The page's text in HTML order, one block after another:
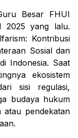
Besar FHUI
2025 yang lalu.
: Kontribusi
Sosial dan
Indonesia. Saat
ekosistem
sisi regulasi,
budaya hukum
atau pendekatan